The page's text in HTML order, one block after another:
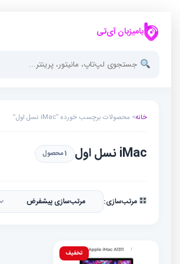
بامیزبان آی‌تی
خانه> محصولات برچسب خورده “iMac نسل اول”
iMac نسل اول 1 محصول
مرتب‌سازی:
تخفیف